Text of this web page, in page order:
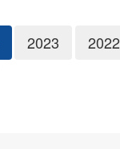
2023 2022